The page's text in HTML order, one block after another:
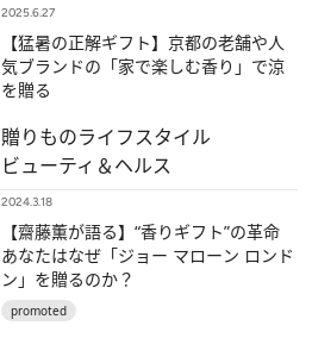
2025.6.27
【猛暑の正解ギフト】京都の老舗や人
気ブランドの「家で楽しむ香り」で涼
を贈る
贈りものライフスタイル
ビューティ＆ヘルス
2024.3.18
【齋藤薫が語る】“香りギフト”の革命
あなたはなぜ「ジョー マローン ロンド
ン」を贈るのか？
promoted